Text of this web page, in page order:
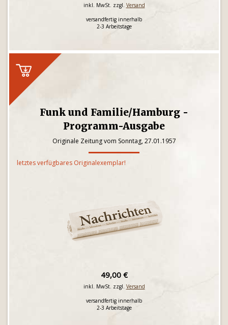
inkl. MwSt. zzgl. Versand
versandfertig innerhalb
2-3 Arbeitstage
Funk und Familie/Hamburg -
Programm-Ausgabe
Originale Zeitung vom Sonntag, 27.01.1957
letztes verfügbares Originalexemplar!
49,00 €
inkl. MwSt. zzgl. Versand
versandfertig innerhalb
2-3 Arbeitstage